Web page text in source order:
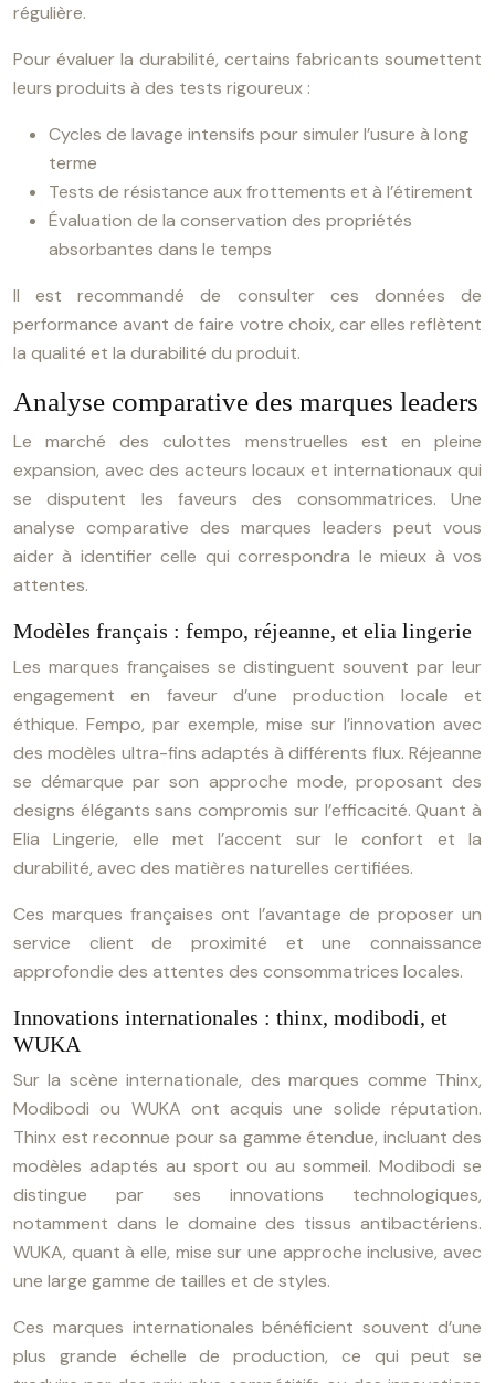
régulière.
Pour évaluer la durabilité, certains fabricants soumettent
leurs produits à des tests rigoureux :
Cycles de lavage intensifs pour simuler l’usure à long
terme
Tests de résistance aux frottements et à l’étirement
Évaluation de la conservation des propriétés
absorbantes dans le temps
Il est recommandé de consulter ces données de
performance avant de faire votre choix, car elles reflètent
la qualité et la durabilité du produit.
Analyse comparative des marques leaders
Le marché des culottes menstruelles est en pleine
expansion, avec des acteurs locaux et internationaux qui
se disputent les faveurs des consommatrices. Une
analyse comparative des marques leaders peut vous
aider à identifier celle qui correspondra le mieux à vos
attentes.
Modèles français : fempo, réjeanne, et elia lingerie
Les marques françaises se distinguent souvent par leur
engagement en faveur d’une production locale et
éthique. Fempo, par exemple, mise sur l’innovation avec
des modèles ultra-fins adaptés à différents flux. Réjeanne
se démarque par son approche mode, proposant des
designs élégants sans compromis sur l’efficacité. Quant à
Elia Lingerie, elle met l’accent sur le confort et la
durabilité, avec des matières naturelles certifiées.
Ces marques françaises ont l’avantage de proposer un
service client de proximité et une connaissance
approfondie des attentes des consommatrices locales.
Innovations internationales : thinx, modibodi, et
WUKA
Sur la scène internationale, des marques comme Thinx,
Modibodi ou WUKA ont acquis une solide réputation.
Thinx est reconnue pour sa gamme étendue, incluant des
modèles adaptés au sport ou au sommeil. Modibodi se
distingue par ses innovations technologiques,
notamment dans le domaine des tissus antibactériens.
WUKA, quant à elle, mise sur une approche inclusive, avec
une large gamme de tailles et de styles.
Ces marques internationales bénéficient souvent d’une
plus grande échelle de production, ce qui peut se